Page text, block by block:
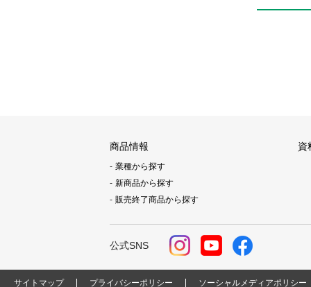
商品情報
業種から探す
新商品から探す
販売終了商品から探す
資
公式SNS
サイトマップ プライバシーポリシー ソーシャルメディアポリシー